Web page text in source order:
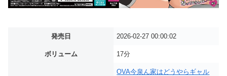
発売日 2026-02-27 00:00:02
ボリューム 17分
OVA今泉ん家はどうやらギャル